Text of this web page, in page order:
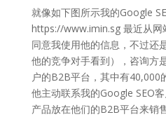
就像如下图所示我的Google
https://www.imin.sg 最近从网
同意我使用他的信息，不过还
他的竞争对手看到），咨询方
户的B2B平台，其中有40,000
他主动联系我的Google SEO
产品放在他们的B2B平台来销